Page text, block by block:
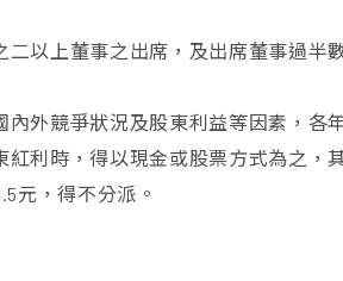
以上董事之出席，及出席董事過半
外競爭狀況及股東利益等因素，各
利時，得以現金或股票方式為之，
元，得不分派。